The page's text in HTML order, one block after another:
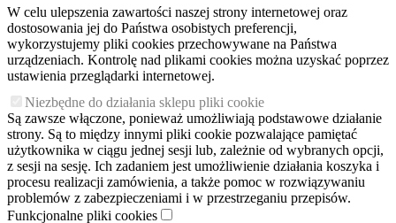
W celu ulepszenia zawartości naszej strony internetowej oraz
dostosowania jej do Państwa osobistych preferencji,
wykorzystujemy pliki cookies przechowywane na Państwa
urządzeniach. Kontrolę nad plikami cookies można uzyskać poprzez
ustawienia przeglądarki internetowej.
Niezbędne do działania sklepu pliki cookie
Są zawsze włączone, ponieważ umożliwiają podstawowe działanie
strony. Są to między innymi pliki cookie pozwalające pamiętać
użytkownika w ciągu jednej sesji lub, zależnie od wybranych opcji,
z sesji na sesję. Ich zadaniem jest umożliwienie działania koszyka i
procesu realizacji zamówienia, a także pomoc w rozwiązywaniu
problemów z zabezpieczeniami i w przestrzeganiu przepisów.
Funkcjonalne pliki cookies